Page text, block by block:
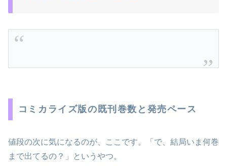
コミカライズ版の既刊巻数と発売ペース
値段の次に気になるのが、ここです。「で、結局いま何巻
まで出てるの？」というやつ。